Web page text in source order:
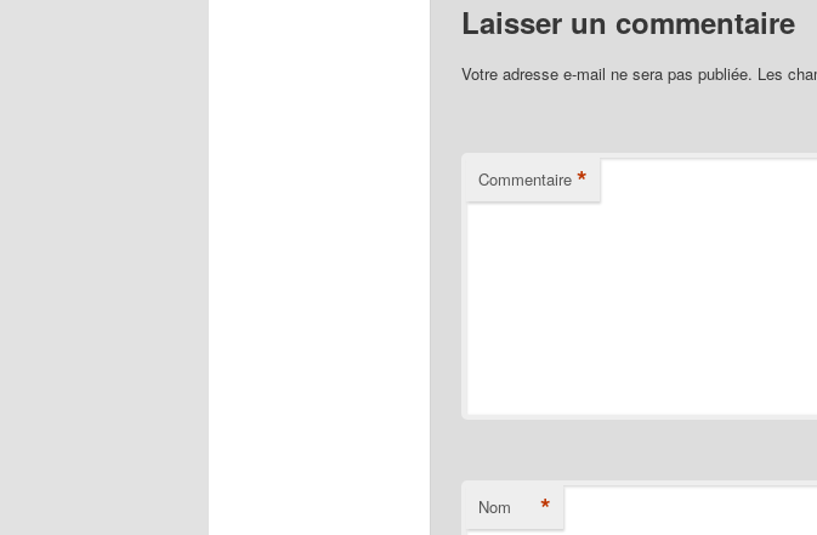
Laisser un commentaire
Votre adresse e-mail ne sera pas publiée. Les
Commentaire *
Nom *